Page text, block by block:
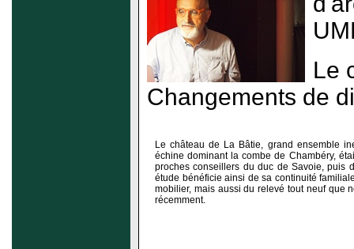
Le
Changements de
Le château de La Bâtie, grand ensemble
échine dominant la combe de Chambéry,
proches conseillers du duc de Savoie, puis
étude bénéficie ainsi de sa continuité
mobilier, mais aussi du relevé tout neuf que
récemment.